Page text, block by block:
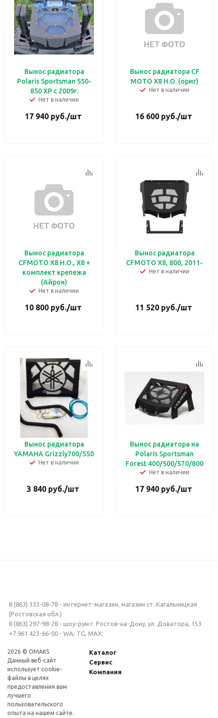
Вынос радиатора
Polaris Sportsman 550-
850 XP с 2009г.
Нет в наличии
17 940руб./шт
Вынос радиатора CF
MOTO X8 H.O. (ориг)
Нет в наличии
16 600руб./шт
Вынос радиатора
CFMOTO X8 H.O., X8 +
комплект крепежа
(Айрон)
Нет в наличии
10 800руб./шт
Вынос радиатора
CFMOTO X8, 800, 2011-
Нет в наличии
11 520руб./шт
Вынос радиатора
YAMAHA Grizzly700/550
Нет в наличии
3 840 руб./шт
Вынос радиатора на
Polaris Sportsman
Forest 400/500/570/800
Нет в наличии
17 940руб./шт
8 (863) 333-08-78 - интернет-магазин, магазин ст. Кагальницкая
(Ростовская обл.)
8 (863) 297-98-28 - шоу-рум г. Ростов-на-Дону, ул. Доватора, 153
+7 961 423-66-00 - WA, TG, MAX:
2026 © OMAKS
Данный веб-сайт
использует cookie-
файлы в целях
предоставления вам
лучшего
пользовательского
опыта на нашем сайте.
Каталог
Сервис
Компания